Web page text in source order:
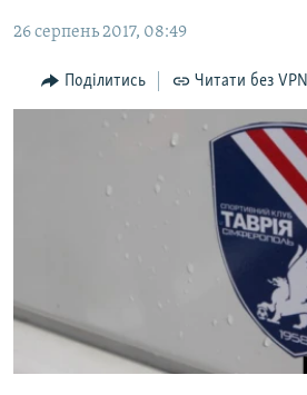
основної
навігації
Перейти
до
БЛОГИ
ПОГЛЯД
СВІДЧЕННЯ ОКУПАЦІЇ
УКРАЇНСЬКА ПРОБЛЕМА КРИМУ
ЯК ОБІЙТИ БЛОКУВАННЯ
Русский
Qırımtatar
26 серпень 2017, 08:49
Поділитись Читати без VPN